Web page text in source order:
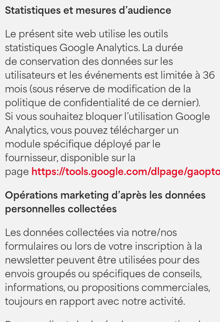
Statistiques et mesures d’audience
Le présent site web utilise les outils
statistiques Google Analytics. La durée
de conservation des données sur les
utilisateurs et les événements est limitée à 36
mois (sous réserve de modification de la
politique de confidentialité de ce dernier).
Si vous souhaitez bloquer l’utilisation Google
Analytics, vous pouvez télécharger un
module spécifique déployé par le
fournisseur, disponible sur la
page https://tools.google.com/dlpage/
Opérations marketing d’après les données
personnelles collectées
Les données collectées via notre/nos
formulaires ou lors de votre inscription à la
newsletter peuvent être utilisées pour des
envois groupés ou spécifiques de conseils,
informations, ou propositions commerciales,
toujours en rapport avec notre activité.